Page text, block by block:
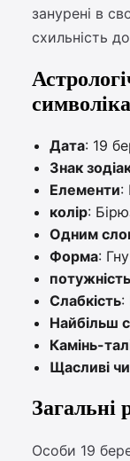
занурені в
схильність
символіка
Дата: 19
Знак
Елементи:
колір:
Одним
Форма:
потужність
Слабкість:
Найбільш
Камінь-
Щасливі
Загальні
Особи 19